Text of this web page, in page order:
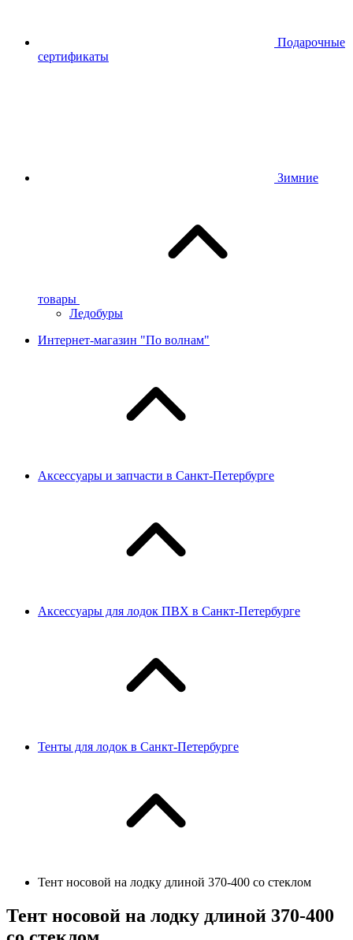
Подарочные
сертификаты
Зимние
товары
Ледобуры
Интернет-магазин "По волнам"
Аксессуары и запчасти в Санкт-Петербурге
Аксессуары для лодок ПВХ в Санкт-Петербурге
Тенты для лодок в Санкт-Петербурге
Тент носовой на лодку длиной 370-400 со стеклом
Тент носовой на лодку длиной 370-400